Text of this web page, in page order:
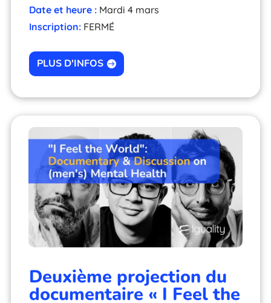
Date et heure : Mardi 4 mars
Inscription: FERMÉ
PLUS D'INFOS
Deuxième projection du
documentaire « I Feel the